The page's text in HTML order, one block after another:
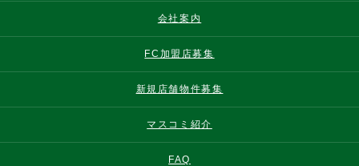
会社案内
FC加盟店募集
新規店舗物件募集
マスコミ紹介
FAQ